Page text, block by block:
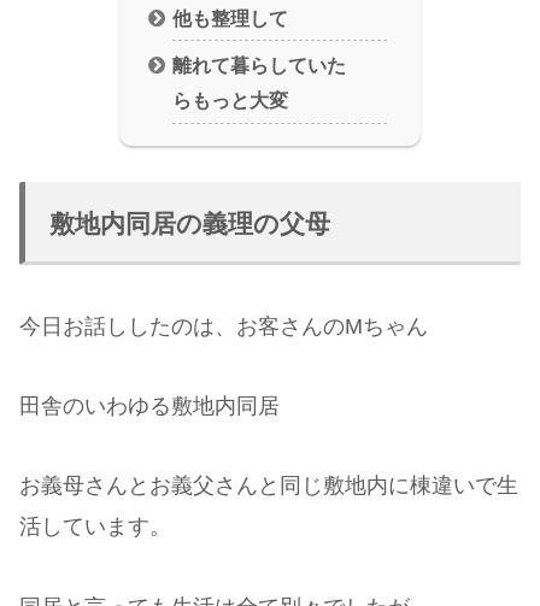
他も整理して
離れて暮らしていた
らもっと大変
敷地内同居の義理の父母
今日お話ししたのは、お客さんのMちゃん
田舎のいわゆる敷地内同居
お義母さんとお義父さんと同じ敷地内に棟違いで生
活しています。